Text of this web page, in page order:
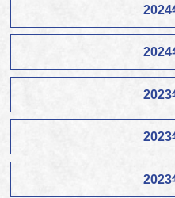
2024
2024
2023
2023
2023